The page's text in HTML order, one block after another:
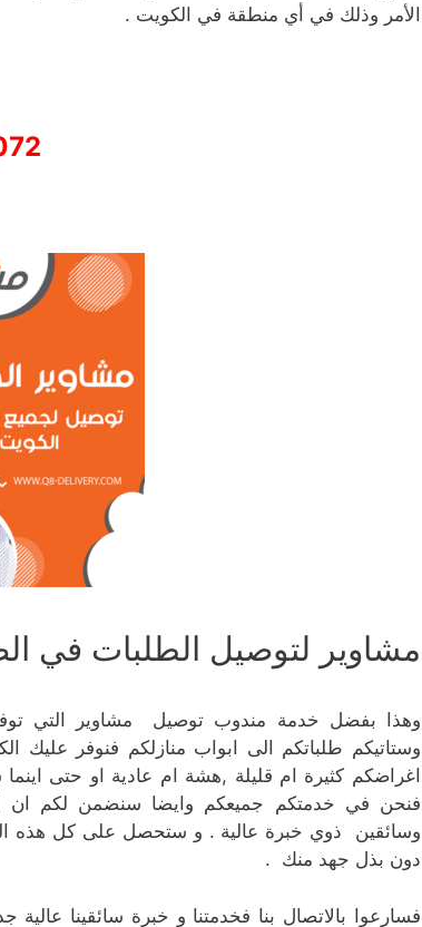
الأمر وذلك في أي منطقة في الكويت .
مشاوير لتوصيل الطلبات في
وهذا بفضل خدمة مندوب توصيل مشاوير التي توفر
وستاتيكم طلباتكم الى ابواب منازلكم فنوفر
اغراضكم كثيرة ام قليلة ,هشة ام عادية او حتى
فنحن في خدمتكم جميعكم وايضا سنضمن لكم ان
وسائقين ذوي خبرة عالية . و ستحصل على كل هذه
دون بذل جهد منك .
فسارعوا بالاتصال بنا فخدمتنا و خبرة سائقينا